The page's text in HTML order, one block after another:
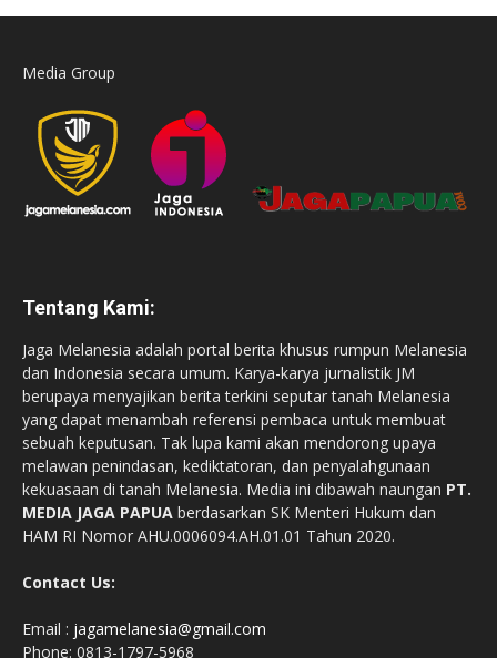
Media Group
Tentang Kami:
Jaga Melanesia adalah portal berita khusus rumpun Melanesia
dan Indonesia secara umum. Karya-karya jurnalistik JM
berupaya menyajikan berita terkini seputar tanah Melanesia
yang dapat menambah referensi pembaca untuk membuat
sebuah keputusan. Tak lupa kami akan mendorong upaya
melawan penindasan, kediktatoran, dan penyalahgunaan
kekuasaan di tanah Melanesia. Media ini dibawah naungan PT.
MEDIA JAGA PAPUA berdasarkan SK Menteri Hukum dan
HAM RI Nomor AHU.0006094.AH.01.01 Tahun 2020.
Contact Us:
Email : jagamelanesia@gmail.com
Phone: 0813-1797-5968